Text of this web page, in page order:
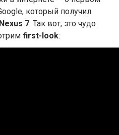
который получил
Nexus 7. Так вот, это чудо
first-look: